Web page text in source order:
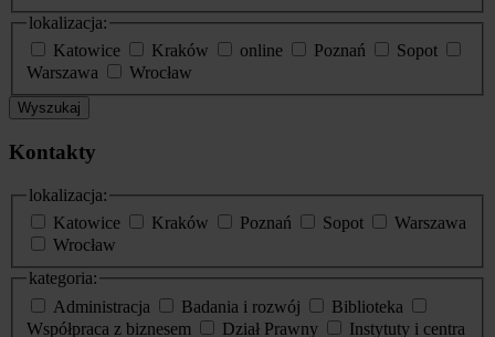
lokalizacja:
Katowice
Kraków online Poznań
Sopot
Warszawa
Wrocław
Wyszukaj
Kontakty
lokalizacja:
Katowice
Kraków Poznań Sopot
Warszawa
Wrocław
kategoria:
Administracja
Badania i rozwój
Biblioteka
Współpraca z biznesem
Dział Prawny
Instytuty i centra